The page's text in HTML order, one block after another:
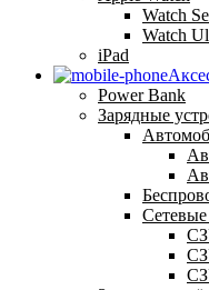
Watch
Watch
iPad
Power Bank
Зарядные
Сетевые